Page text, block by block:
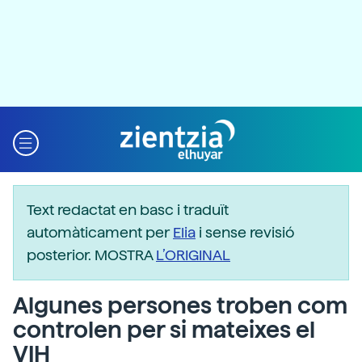
Text redactat en basc i traduït
automàticament perElia i sense revisió
posterior. MOSTRAL’ORIGINAL
Algunes persones troben com
controlen per si mateixes el
VIH